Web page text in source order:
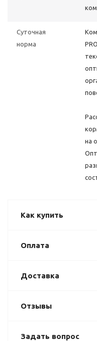
Суточная
норма
на
Как купить
Оплата
Доставка
Отзывы
Задать вопрос